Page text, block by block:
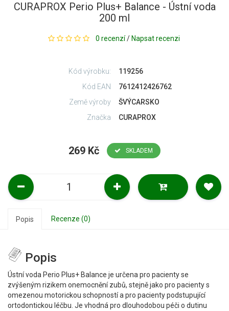
CURAPROX Perio Plus+ Balance - Ústní voda
200 ml
0 recenzí / Napsat recenzi
Kód výrobku:
119256
Kód EAN
7612412426762
Země výroby
ŠVÝCARSKO
Značka
CURAPROX
269 Kč SKLADEM
Popis Recenze (0)
Popis
Ústní voda Perio Plus+ Balance je určena pro pacienty se
zvýšeným rizikem onemocnění zubů, stejně jako pro pacienty s
omezenou motorickou schopností a pro pacienty podstupující
ortodontickou léčbu. Je vhodná pro dlouhodobou péči o dutinu